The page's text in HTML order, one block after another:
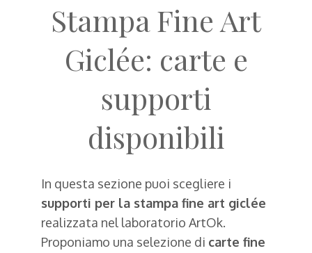
Stampa Fine Art
Giclée: carte e
supporti
disponibili
In questa sezione puoi scegliere i
supporti per la stampa fine art giclée
realizzata nel laboratorio ArtOk.
Proponiamo una selezione di carte fine